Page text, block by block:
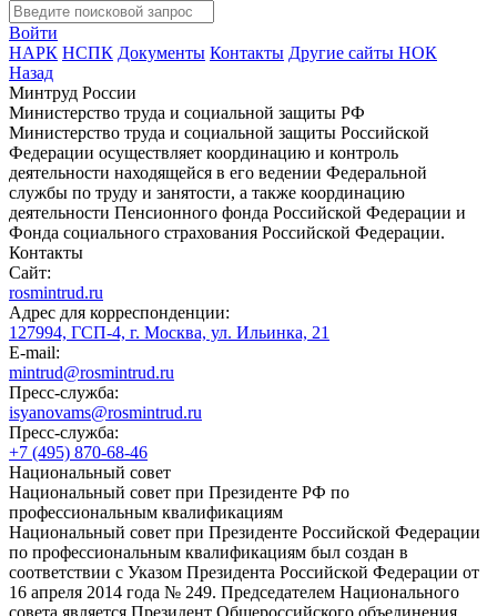
Войти
НАРК НСПК Документы Контакты Другие сайты НОК
Назад
Минтруд России
Министерство труда и социальной защиты РФ
Министерство труда и социальной защиты Российской
Федерации осуществляет координацию и контроль
деятельности находящейся в его ведении Федеральной
службы по труду и занятости, а также координацию
деятельности Пенсионного фонда Российской Федерации и
Фонда социального страхования Российской Федерации.
Контакты
Сайт:
rosmintrud.ru
Адрес для корреспонденции:
127994, ГСП-4, г. Москва, ул. Ильинка, 21
E-mail:
mintrud@rosmintrud.ru
Пресс-служба:
isyanovams@rosmintrud.ru
Пресс-служба:
+7 (495) 870-68-46
Национальный совет
Национальный совет при Президенте РФ по
профессиональным квалификациям
Национальный совет при Президенте Российской Федерации
по профессиональным квалификациям был создан в
соответствии с Указом Президента Российской Федерации от
16 апреля 2014 года № 249. Председателем Национального
совета является Президент Общероссийского объединения